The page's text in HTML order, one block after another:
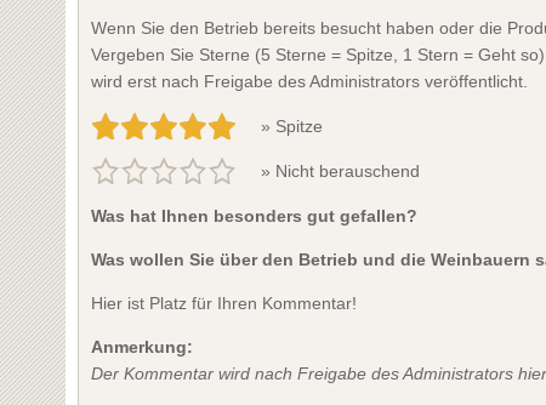
Wenn Sie den Betrieb bereits besucht haben oder die
Vergeben Sie Sterne (5 Sterne = Spitze, 1 Stern = Geht
wird erst nach Freigabe des Administrators veröffentlicht.
» Spitze
» Nicht berauschend
Was hat Ihnen besonders gut gefallen?
Was wollen Sie über den Betrieb und die Weinbauern
Hier ist Platz für Ihren Kommentar!
Anmerkung:
Der Kommentar wird nach Freigabe des Administrators